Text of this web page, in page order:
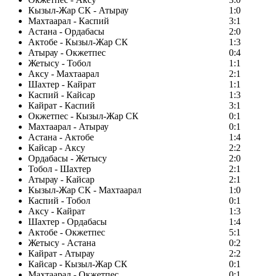
Кызыл-Жар СК - Атырау
1:0
Махтаарал - Каспий
3:1
Астана - Ордабасы
2:0
Актобе - Кызыл-Жар СК
1:3
Атырау - Окжетпес
0:4
Жетысу - Тобол
1:1
Аксу - Махтаарал
2:1
Шахтер - Кайрат
1:1
Каспий - Кайсар
1:3
Кайрат - Каспий
3:1
Окжетпес - Кызыл-Жар СК
0:1
Махтаарал - Атырау
0:1
Астана - Актобе
1:4
Кайсар - Аксу
2:2
Ордабасы - Жетысу
2:0
Тобол - Шахтер
2:1
Атырау - Кайсар
2:1
Кызыл-Жар СК - Махтаарал
1:0
Каспий - Тобол
0:1
Аксу - Кайрат
1:3
Шахтер - Ордабасы
1:4
Актобе - Окжетпес
5:1
Жетысу - Астана
0:2
Кайрат - Атырау
2:2
Кайсар - Кызыл-Жар СК
0:1